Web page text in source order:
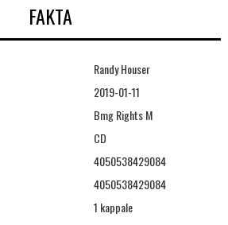
FAKTA
Randy Houser
2019-01-11
Bmg Rights M
CD
4050538429084
4050538429084
1 kappale